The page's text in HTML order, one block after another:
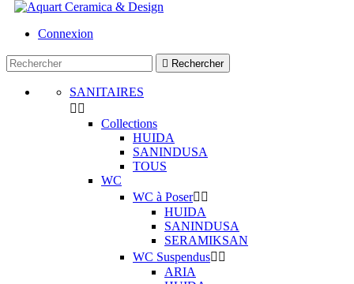
Connexion
 Rechercher
SANITAIRES
 
Collections
HUIDA
SANINDUSA
TOUS
WC
WC à Poser 
HUIDA
SANINDUSA
SERAMIKSAN
WC Suspendus 
ARIA